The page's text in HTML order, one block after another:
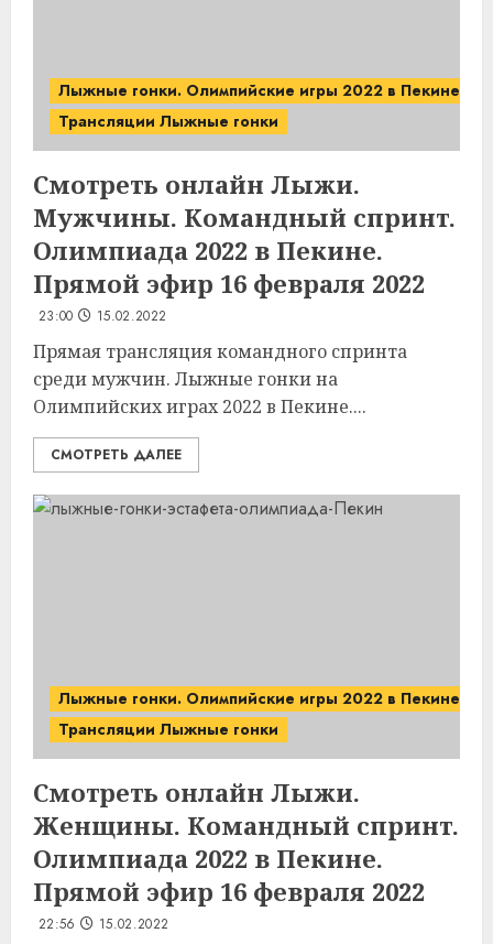
Лыжные гонки. Олимпийские игры 2022 в Пекине.
Трансляции Лыжные гонки
Смотреть онлайн Лыжи.
Мужчины. Командный спринт.
Олимпиада 2022 в Пекине.
Прямой эфир 16 февраля 2022
23:00 15.02.2022
Прямая трансляция командного спринта
среди мужчин. Лыжные гонки на
Олимпийских играх 2022 в Пекине....
СМОТРЕТЬ ДАЛЕЕ
Лыжные гонки. Олимпийские игры 2022 в Пекине.
Трансляции Лыжные гонки
Смотреть онлайн Лыжи.
Женщины. Командный спринт.
Олимпиада 2022 в Пекине.
Прямой эфир 16 февраля 2022
22:56 15.02.2022